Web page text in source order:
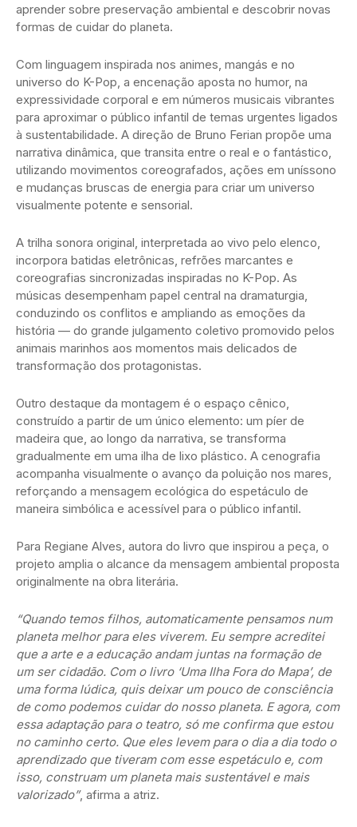
aprender sobre preservação ambiental e descobrir novas
formas de cuidar do planeta.
Com linguagem inspirada nos animes, mangás e no
universo do K-Pop, a encenação aposta no humor, na
expressividade corporal e em números musicais vibrantes
para aproximar o público infantil de temas urgentes ligados
à sustentabilidade. A direção de Bruno Ferian propõe uma
narrativa dinâmica, que transita entre o real e o fantástico,
utilizando movimentos coreografados, ações em uníssono
e mudanças bruscas de energia para criar um universo
visualmente potente e sensorial.
A trilha sonora original, interpretada ao vivo pelo elenco,
incorpora batidas eletrônicas, refrões marcantes e
coreografias sincronizadas inspiradas no K-Pop. As
músicas desempenham papel central na dramaturgia,
conduzindo os conflitos e ampliando as emoções da
história — do grande julgamento coletivo promovido pelos
animais marinhos aos momentos mais delicados de
transformação dos protagonistas.
Outro destaque da montagem é o espaço cênico,
construído a partir de um único elemento: um píer de
madeira que, ao longo da narrativa, se transforma
gradualmente em uma ilha de lixo plástico. A cenografia
acompanha visualmente o avanço da poluição nos mares,
reforçando a mensagem ecológica do espetáculo de
maneira simbólica e acessível para o público infantil.
Para Regiane Alves, autora do livro que inspirou a peça, o
projeto amplia o alcance da mensagem ambiental proposta
originalmente na obra literária.
“Quando temos filhos, automaticamente pensamos num
planeta melhor para eles viverem. Eu sempre acreditei
que a arte e a educação andam juntas na formação de
um ser cidadão. Com o livro ‘Uma Ilha Fora do Mapa’, de
uma forma lúdica, quis deixar um pouco de consciência
de como podemos cuidar do nosso planeta. E agora, com
essa adaptação para o teatro, só me confirma que estou
no caminho certo. Que eles levem para o dia a dia todo o
aprendizado que tiveram com esse espetáculo e, com
isso, construam um planeta mais sustentável e mais
valorizado”, afirma a atriz.